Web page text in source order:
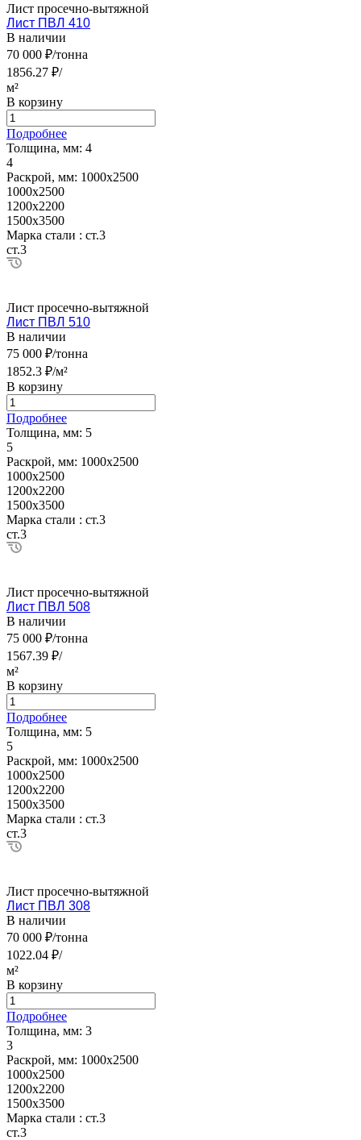
Лист просечно-вытяжной
Лист ПВЛ 410
В наличии
70 000 ₽/тонна
1856.27 ₽/
м²
В корзину
Подробнее
Толщина, мм: 4
4
Раскрой, мм: 1000х2500
1000х2500
1200х2200
1500х3500
Марка стали : ст.3
ст.3
Лист просечно-вытяжной
Лист ПВЛ 510
В наличии
75 000 ₽/тонна
1852.3 ₽/м²
В корзину
Подробнее
Толщина, мм: 5
5
Раскрой, мм: 1000х2500
1000х2500
1200х2200
1500х3500
Марка стали : ст.3
ст.3
Лист просечно-вытяжной
Лист ПВЛ 508
В наличии
75 000 ₽/тонна
1567.39 ₽/
м²
В корзину
Подробнее
Толщина, мм: 5
5
Раскрой, мм: 1000х2500
1000х2500
1200х2200
1500х3500
Марка стали : ст.3
ст.3
Лист просечно-вытяжной
Лист ПВЛ 308
В наличии
70 000 ₽/тонна
1022.04 ₽/
м²
В корзину
Подробнее
Толщина, мм: 3
3
Раскрой, мм: 1000х2500
1000х2500
1200х2200
1500х3500
Марка стали : ст.3
ст.3